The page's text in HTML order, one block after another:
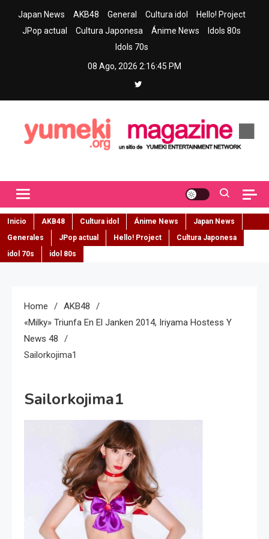
Japan News AKB48 General Cultura idol
Hello! Project
JPop actual
Cultura Japonesa Ánime News
Idols 80s
Idols 70s
08 Ago, 2026 2:16:46 PM
Inicio AKB48 Cultura idol Ánime News
Japan News
Generales
JPop actual Hello! Project
Cultura Japonesa
idol 70s
idol 80s
Home
AKB48
«Milky» Triunfa En El Janken 2014, Iriyama Hostess Y
News 48
Sailorkojima1
Sailorkojima1